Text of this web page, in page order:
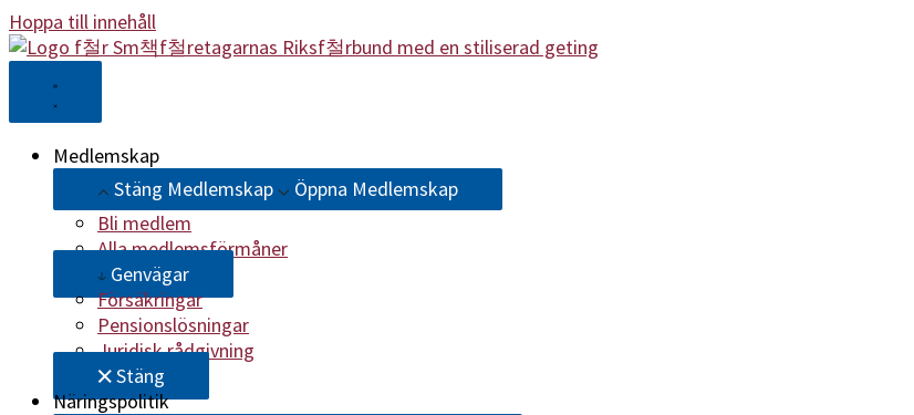
Hoppa till innehåll
Medlemskap
Stäng Medlemskap
Öppna Medlemskap
Bli medlem
Alla medlemsförmåner
Genvägar
Försäkringar
Pensionslösningar
Juridisk rådgivning
Stäng
Näringspolitik